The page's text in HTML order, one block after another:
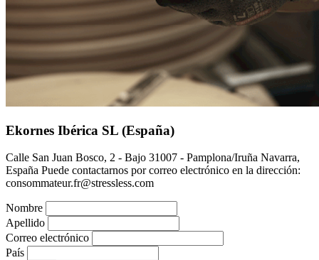
Ekornes Ibérica SL (España)
Calle San Juan Bosco, 2 - Bajo 31007 - Pamplona/Iruña Navarra,
España Puede contactarnos por correo electrónico en la dirección:
consommateur.fr@stressless.com
Nombre
Apellido
Correo electrónico
País